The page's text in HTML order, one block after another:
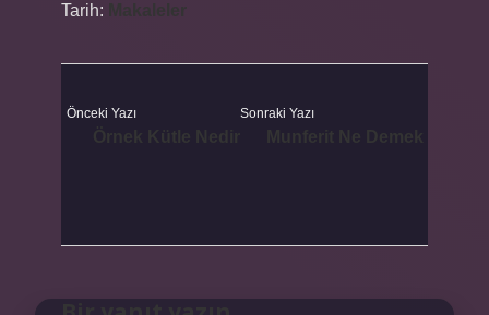
Tarih:
Önceki Yazı Sonraki Yazı